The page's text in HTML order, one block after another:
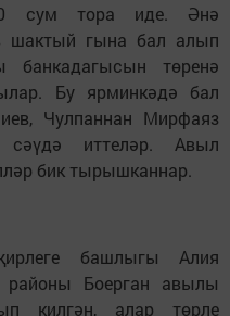
сум тора иде. Әнә
шактый гына бал алып
банкадагысын төренә
Бу ярминкәдә бал
Чулпаннан Мирфаяз
иттеләр. Авыл
бик тырышканнар.
башлыгы Алия
районы Боерган авылы
килгән, алар төрле